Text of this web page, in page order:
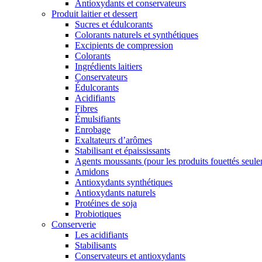
Antioxydants et conservateurs
Produit laitier et dessert
Sucres et édulcorants
Colorants naturels et synthétiques
Excipients de compression
Colorants
Ingrédients laitiers
Conservateurs
Édulcorants
Acidifiants
Fibres
Émulsifiants
Enrobage
Exaltateurs d’arômes
Stabilisant et épaississants
Agents moussants (pour les produits fouettés
Amidons
Antioxydants synthétiques
Antioxydants naturels
Protéines de soja
Probiotiques
Conserverie
Les acidifiants
Stabilisants
Conservateurs et antioxydants